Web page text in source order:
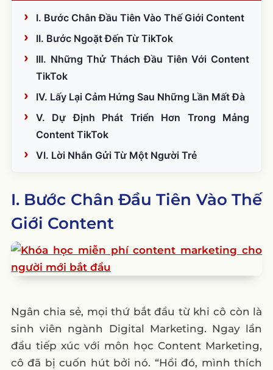
I. Bước Chân Đầu Tiên Vào Thế Giới Content
II. Bước Ngoặt Đến Từ TikTok
III. Những Thử Thách Đầu Tiên Với Content
TikTok
IV. Lấy Lại Cảm Hứng Sau Những Lần Mất Đà
V. Dự Định Phát Triển Hơn Trong Mảng
Content TikTok
VI. Lời Nhắn Gửi Từ Một Người Trẻ
I. Bước Chân Đầu Tiên Vào Thế
Giới Content
Ngân chia sẻ, mọi thứ bắt đầu từ khi cô còn là
sinh viên ngành Digital Marketing. Ngay lần
đầu tiếp xúc với môn học Content Marketing,
cô đã bị cuốn hút bởi nó. “Hồi đó, mình thích